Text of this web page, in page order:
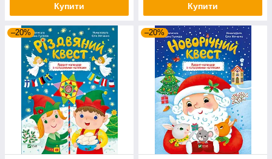
Купити Купити
–20% –20%